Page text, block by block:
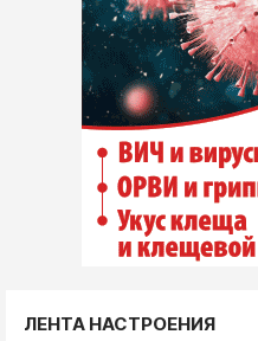
ЛЕНТА НАСТРОЕНИЯ